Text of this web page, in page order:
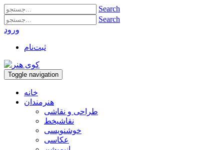
Search
Search
ورود
ثبت‌نام
Toggle navigation
خانه
هنرمندان
طراحی و نقاشی
نقاشیخط
خوشنویسی
عکاسی